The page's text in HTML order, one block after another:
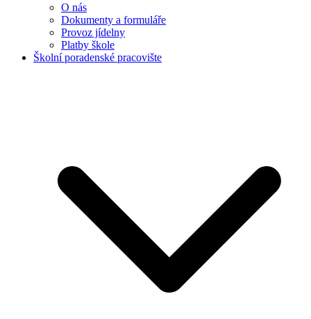
O nás
Dokumenty a formuláře
Provoz jídelny
Platby škole
Školní poradenské pracovište